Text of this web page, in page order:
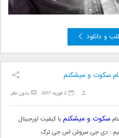
و دانلود
سکوت و میشکنم
بدون نظر 2 فوریه 2017
سکوت و میشکنمبا کیفیت اورجینال
: دی جی سروش اس جی ترک